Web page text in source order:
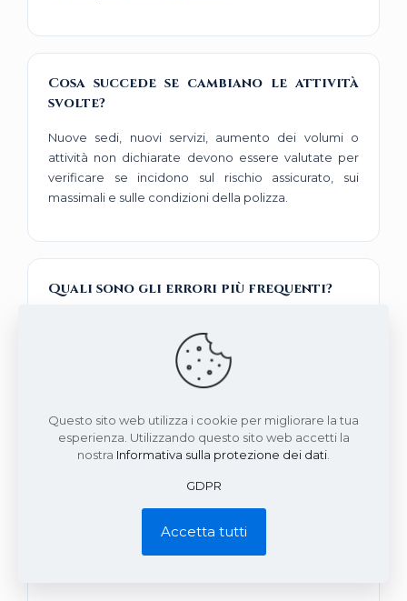
Cosa succede se cambiano le attività
svolte?
Nuove sedi, nuovi servizi, aumento dei volumi o
attività non dichiarate devono essere valutate per
verificare se incidono sul rischio assicurato, sui
massimali e sulle condizioni della polizza.
Quali sono gli errori più frequenti?
aggiornate, sinistri non indicati, retroattività non
verificata, esclusioni trascurate, massimali
insufficienti o documentazione incompleta.
La verifica preliminare consente di individuare prima
dell’emissione eventuali criticità di classificazione,
Questo sito web utilizza i cookie per migliorare la tua
esperienza. Utilizzando questo sito web accetti la
nostra Informativa sulla protezione dei dati
GDPR
Accetta tutti